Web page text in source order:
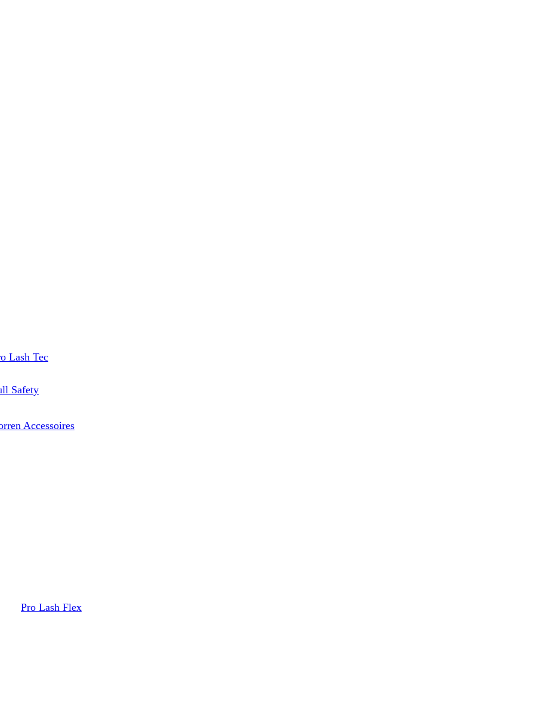
Lash Tec
Safety
Accessoires
Pro Lash Flex